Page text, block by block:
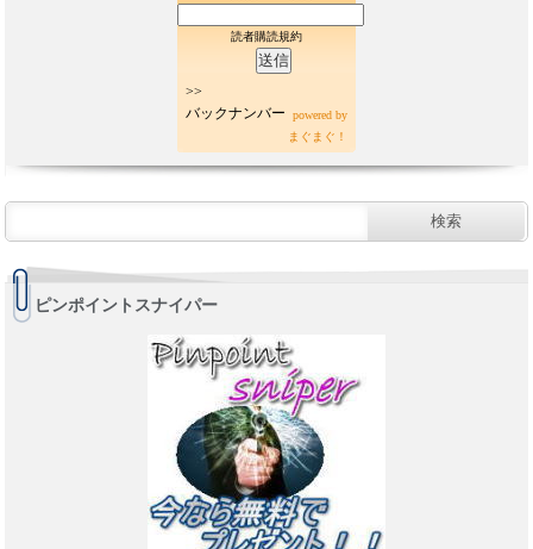
読者購読規約
>>
バックナンバー
powered by
まぐまぐ！
ピンポイントスナイパー